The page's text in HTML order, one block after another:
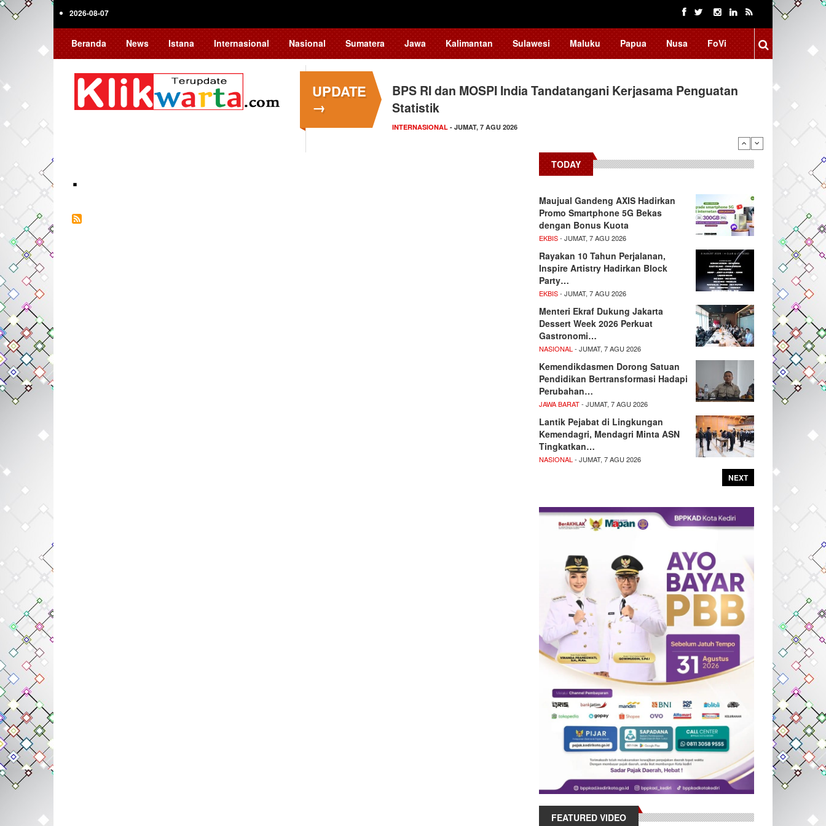
Skip
2026-08-07
Beranda News Istana Internasional Nasional Sumatera Jawa Kalimantan Sulawesi Maluku Papua Nusa FoVi
UPDATE
→
BPS RI dan MOSPI India Tandatangani Kerjasama Penguatan
Statistik
INTERNASIONAL - JUMAT, 7 AGU 2026
. TODAY
Maujual Gandeng AXIS Hadirkan
Promo Smartphone 5G Bekas
dengan Bonus Kuota
EKBIS- JUMAT, 7 AGU 2026
Rayakan 10 Tahun Perjalanan,
Inspire Artistry Hadirkan Block
Party…
EKBIS- JUMAT, 7 AGU 2026
Menteri Ekraf Dukung Jakarta
Dessert Week 2026 Perkuat
Gastronomi…
NASIONAL - JUMAT, 7 AGU 2026
Kemendikdasmen Dorong Satuan
Pendidikan Bertransformasi Hadapi
Perubahan…
JAWA BARAT- JUMAT, 7 AGU 2026
Lantik Pejabat di Lingkungan
Kemendagri, Mendagri Minta ASN
Tingkatkan…
NASIONAL - JUMAT, 7 AGU 2026
NEXT
FEATURED VIDEO